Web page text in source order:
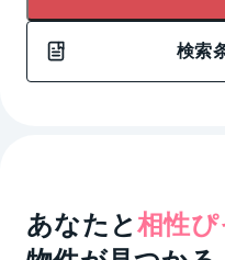
検索
あなたと相性ぴ